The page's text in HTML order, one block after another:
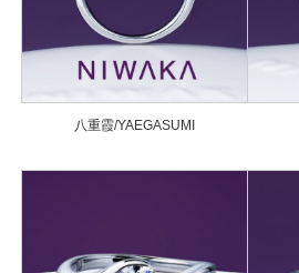
八重霞/YAEGASUMI